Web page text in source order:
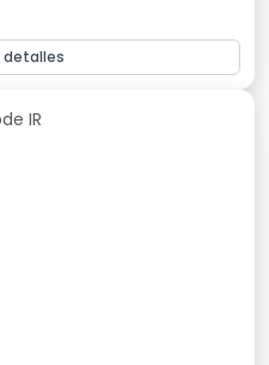
detalles